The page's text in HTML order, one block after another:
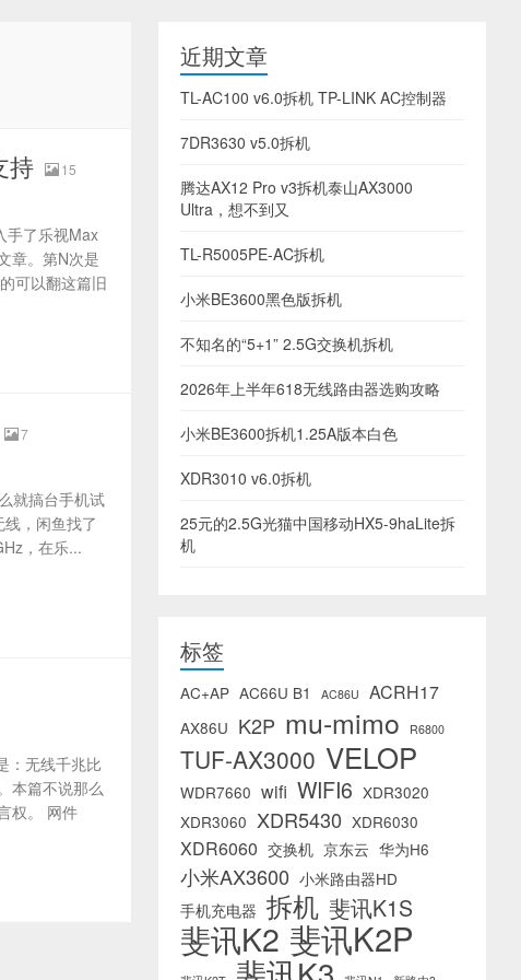
持
15
手了乐视Max
章。第N次是
可以翻这篇旧
7
就搞台手机试
，闲鱼找了
，在乐...
：无线千兆比
本篇不说那么
权。 网件
近期文章
TL-AC100 v6.0拆机 TP-LINK AC控制器
7DR3630 v5.0拆机
腾达AX12 Pro v3拆机泰山AX3000
Ultra，想不到又
TL-R5005PE-AC拆机
小米BE3600黑色版拆机
不知名的“5+1” 2.5G交换机拆机
2026年上半年618无线路由器选购攻略
小米BE3600拆机1.25A版本白色
XDR3010 v6.0拆机
25元的2.5G光猫中国移动HX5-9haLite拆
机
标签
AC+AP AC66U B1 AC86U ACRH17
AX86U K2P mu-mimo R6800
TUF-AX3000 VELOP
WDR7660 wifi WIFI6 XDR3020
XDR3060 XDR5430 XDR6030
XDR6060 交换机 京东云 华为H6
小米AX3600 小米路由器HD
手机充电器 拆机 斐讯K1S
斐讯K2 斐讯K2P